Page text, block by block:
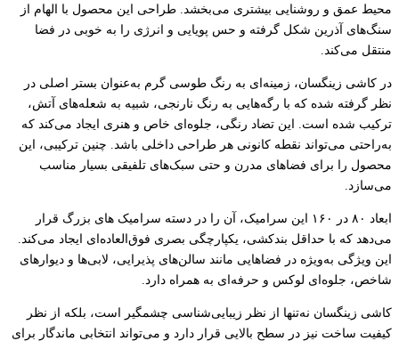
محیط عمق و روشنایی بیشتری می‌بخشد. طراحی این محصول با الهام از
سنگ‌های آذرین شکل گرفته و حس پویایی و انرژی را به خوبی در فضا
منتقل می‌کند.
در کاشی زینگسان، زمینه‌ای به رنگ طوسی گرم به‌عنوان بستر اصلی در
نظر گرفته شده که با رگه‌هایی به رنگ نارنجی، شبیه به شعله‌های آتش،
ترکیب شده است. این تضاد رنگی، جلوه‌ای خاص و هنری ایجاد می‌کند که
به‌راحتی می‌تواند نقطه کانونی هر طراحی داخلی باشد. چنین ترکیبی، این
محصول را برای فضاهای مدرن و حتی سبک‌های تلفیقی بسیار مناسب
می‌سازد.
ابعاد ۸۰ در ۱۶۰ این سرامیک، آن را در دسته سرامیک های بزرگ قرار
می‌دهد که با حداقل بندکشی، یکپارچگی بصری فوق‌العاده‌ای ایجاد می‌کند.
این ویژگی به‌ویژه در فضاهایی مانند سالن‌های پذیرایی، لابی‌ها و دیوارهای
شاخص، جلوه‌ای لوکس و حرفه‌ای به همراه دارد.
کاشی زینگسان نه‌تنها از نظر زیبایی‌شناسی چشمگیر است، بلکه از نظر
کیفیت ساخت نیز در سطح بالایی قرار دارد و می‌تواند انتخابی ماندگار برای